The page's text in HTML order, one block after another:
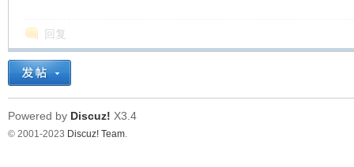
回复
Powered by Discuz! X3.4
© 2001-2023 Discuz! Team.